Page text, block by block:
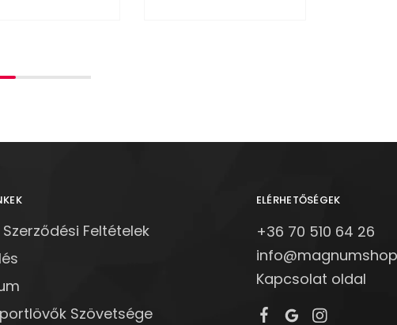
Feltételek
Szövetsége
ELÉRHETŐSÉGEK
+36 70 510 64 26
Kapcsolat oldal